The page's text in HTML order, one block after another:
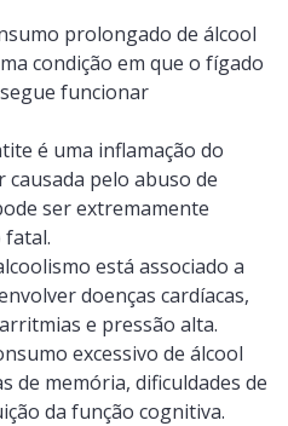
prolongado de álcool
condição em que o fígado
funcionar
é uma inflamação do
causada pelo abuso de
ser extremamente
fatal.
está associado a
doenças cardíacas,
e pressão alta.
excessivo de álcool
de memória, dificuldades de
da função cognitiva.